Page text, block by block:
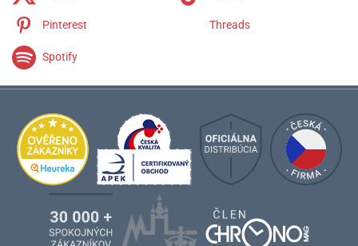
Pinterest Threads
Spotify